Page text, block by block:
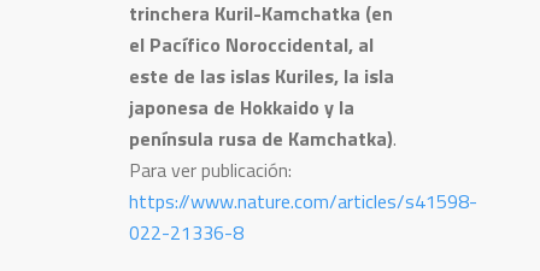
trinchera Kuril-Kamchatka (en
el Pacífico Noroccidental, al
este de las islas Kuriles, la isla
japonesa de Hokkaido y la
península rusa de Kamchatka).
Para ver publicación:
https://www.nature.com/articles/s41598-
022-21336-8